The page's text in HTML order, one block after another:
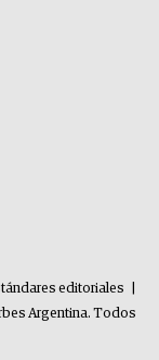
editoriales
Argentina. Todos